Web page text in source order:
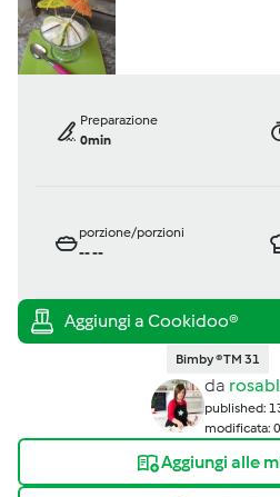
Preparazione
0min
porzione/porzioni
----
Bimby ® TM 31
da
published:
modificata:
Aggiungi alle